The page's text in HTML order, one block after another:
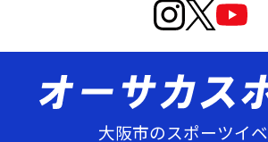
大阪市のスポーツイ